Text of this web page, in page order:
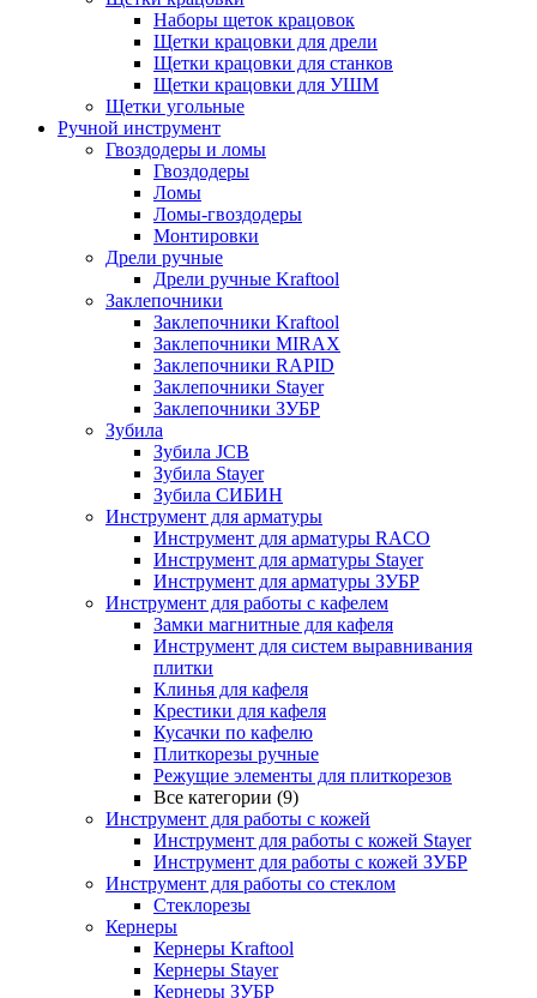
Наборы щеток крацовок
Щетки крацовки для дрели
Щетки крацовки для станков
Щетки крацовки для УШМ
Щетки угольные
Ручной инструмент
Гвоздодеры и ломы
Гвоздодеры
Ломы
Ломы-гвоздодеры
Монтировки
Дрели ручные
Дрели ручные Kraftool
Заклепочники
Заклепочники Kraftool
Заклепочники MIRAX
Заклепочники RAPID
Заклепочники Stayer
Заклепочники ЗУБР
Зубила
Зубила JCB
Зубила Stayer
Зубила СИБИН
Инструмент для арматуры
Инструмент для арматуры RACO
Инструмент для арматуры Stayer
Инструмент для арматуры ЗУБР
Инструмент для работы с кафелем
Замки магнитные для кафеля
Инструмент для систем выравнивания
плитки
Клинья для кафеля
Крестики для кафеля
Кусачки по кафелю
Плиткорезы ручные
Режущие элементы для плиткорезов
Все категории (9)
Инструмент для работы с кожей
Инструмент для работы с кожей Stayer
Инструмент для работы с кожей ЗУБР
Инструмент для работы со стеклом
Стеклорезы
Кернеры
Кернеры Kraftool
Кернеры Stayer
Кернеры ЗУБР